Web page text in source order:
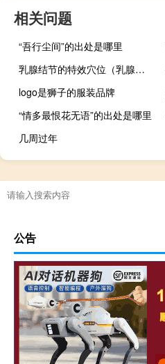
相关问题
“吾行尘间”的出处是哪里
乳腺结节的特效穴位（乳腺结节的分级）
logo是狮子的服装品牌
“情多最恨花无语”的出处是哪里
几周过年
公告